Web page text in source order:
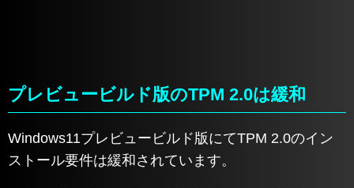
プレビュービルド版のTPM 2.0は緩和
Windows11プレビュービルド版にてTPM 2.0のイン
ストール要件は緩和されています。